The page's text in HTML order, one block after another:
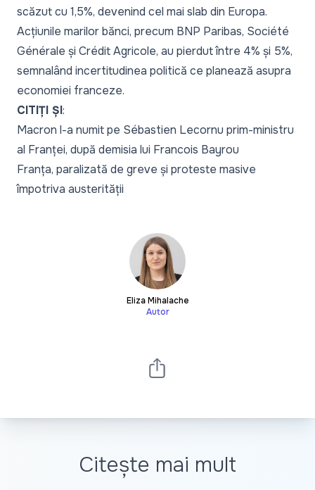
scăzut cu 1,5%, devenind cel mai slab din Europa.
Acțiunile marilor bănci, precum BNP Paribas, Société
Générale și Crédit Agricole, au pierdut între 4% și 5%,
semnalând incertitudinea politică ce planează asupra
economiei franceze.
CITIȚI ȘI:
Macron l-a numit pe Sébastien Lecornu prim-ministru
al Franței, după demisia lui Francois Bayrou
Franța, paralizată de greve și proteste masive
împotriva austerității
Eliza Mihalache
Autor
Citește mai mult